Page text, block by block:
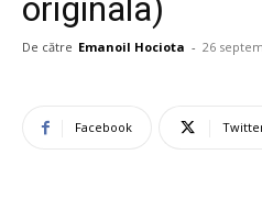
originala)
De către Emanoil Hociota - 26
Facebook